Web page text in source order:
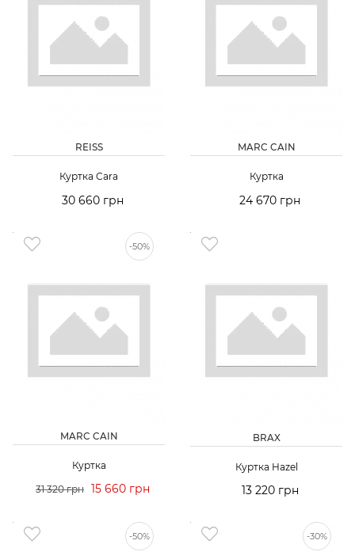
REISS
Куртка Cara
30 660 грн
MARC CAIN
Куртка
24 670 грн
-50%
MARC CAIN
Куртка
31 320 грн 15 660 грн
BRAX
Куртка Hazel
13 220 грн
-50% -30%